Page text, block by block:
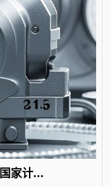
家计...